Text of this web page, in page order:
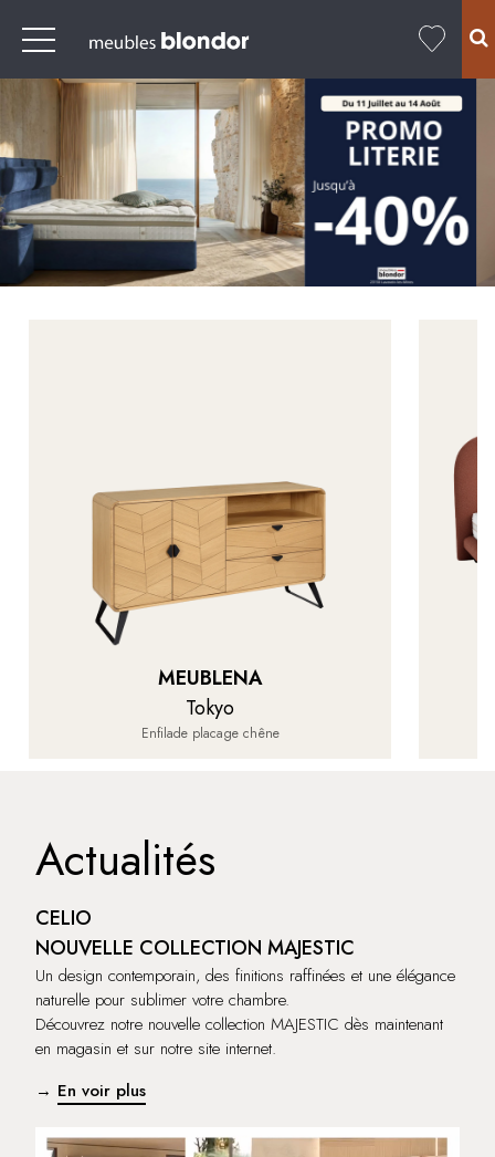
MEUBLENA
Tokyo
Enfilade placage chêne
Actualités
CELIO
NOUVELLE COLLECTION MAJESTIC
Un design contemporain, des finitions raffinées et une élégance
naturelle pour sublimer votre chambre.
Découvrez notre nouvelle collection MAJESTIC dès maintenant
en magasin et sur notre site internet.
→ En voir plus